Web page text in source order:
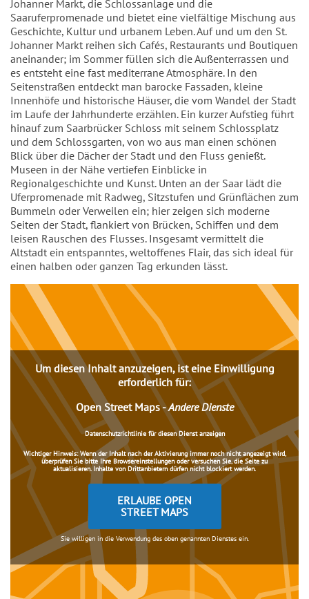
Johanner Markt, die Schlossanlage und die
Saaruferpromenade und bietet eine vielfältige Mischung aus
Geschichte, Kultur und urbanem Leben. Auf und um den St.
Johanner Markt reihen sich Cafés, Restaurants und Boutiquen
aneinander; im Sommer füllen sich die Außenterrassen und
es entsteht eine fast mediterrane Atmosphäre. In den
Seitenstraßen entdeckt man barocke Fassaden, kleine
Innenhöfe und historische Häuser, die vom Wandel der Stadt
im Laufe der Jahrhunderte erzählen. Ein kurzer Aufstieg führt
hinauf zum Saarbrücker Schloss mit seinem Schlossplatz
und dem Schlossgarten, von wo aus man einen schönen
Blick über die Dächer der Stadt und den Fluss genießt.
Museen in der Nähe vertiefen Einblicke in
Regionalgeschichte und Kunst. Unten an der Saar lädt die
Uferpromenade mit Radweg, Sitzstufen und Grünflächen zum
Bummeln oder Verweilen ein; hier zeigen sich moderne
Seiten der Stadt, flankiert von Brücken, Schiffen und dem
leisen Rauschen des Flusses. Insgesamt vermittelt die
Altstadt ein entspanntes, weltoffenes Flair, das sich ideal für
einen halben oder ganzen Tag erkunden lässt.
Um diesen Inhalt anzuzeigen, ist eine Einwilligung
erforderlich für:
Open Street Maps-Andere Dienste
Datenschutzrichtlinie für diesen Dienst anzeigen
Wichtiger Hinweis:Wenn der Inhalt nach der Aktivierung immer noch nicht angezeigt wird,
überprüfen Sie bitte Ihre Browsereinstellungen oder versuchen Sie, die Seite zu
aktualisieren. Inhalte von Drittanbietern dürfen nicht blockiert werden.
ERLAUBE OPEN
STREET MAPS
Sie willigen in die Verwendung des oben genannten Dienstes ein.